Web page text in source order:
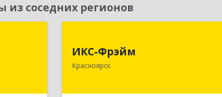
соседних регионов
Бит,
офис
ИКС-Фрэйм
Красноярск
Красноярск г, Батурина ул, дом № 32,